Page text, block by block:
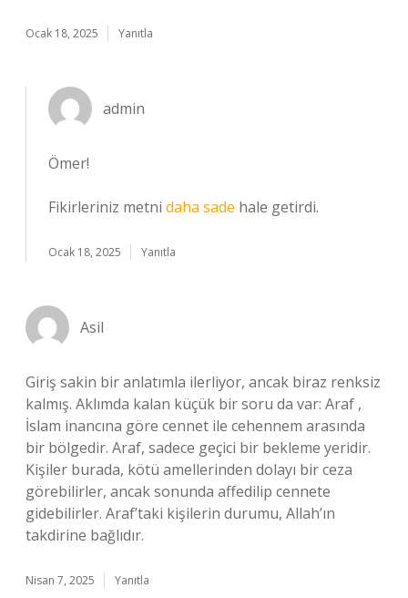
Ocak 18, 2025 Yanıtla
admin
Ömer!
Fikirleriniz metni daha sade hale getirdi.
Ocak 18, 2025 Yanıtla
Asil
Giriş sakin bir anlatımla ilerliyor, ancak biraz renksiz
kalmış. Aklımda kalan küçük bir soru da var: Araf ,
İslam inancına göre cennet ile cehennem arasında
bir bölgedir. Araf, sadece geçici bir bekleme yeridir.
Kişiler burada, kötü amellerinden dolayı bir ceza
görebilirler, ancak sonunda affedilip cennete
gidebilirler. Araf’taki kişilerin durumu, Allah’ın
takdirine bağlıdır.
Nisan 7, 2025 Yanıtla